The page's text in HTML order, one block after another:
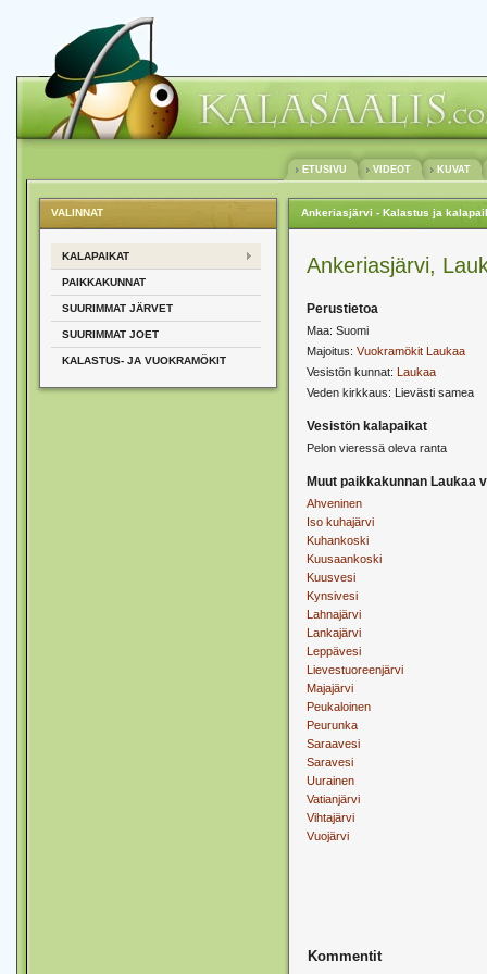
ETUSIVU VIDEOT KUVAT
VALINNAT
KALAPAIKAT
PAIKKAKUNNAT
SUURIMMAT JÄRVET
SUURIMMAT JOET
KALASTUS- JA VUOKRAMÖKIT
Ankeriasjärvi - Kalastus ja
Ankeriasjärvi,
Perustietoa
Maa: Suomi
Majoitus: Vuokramökit Laukaa
Vesistön kunnat: Laukaa
Veden kirkkaus: Lievästi samea
Vesistön kalapaikat
Pelon vieressä oleva ranta
Muut paikkakunnan Laukaa
Ahveninen
Iso kuhajärvi
Kuhankoski
Kuusaankoski
Kuusvesi
Kynsivesi
Lahnajärvi
Lankajärvi
Leppävesi
Lievestuoreenjärvi
Majajärvi
Peukaloinen
Peurunka
Saraavesi
Saravesi
Uurainen
Vatianjärvi
Vihtajärvi
Vuojärvi
Kommentit